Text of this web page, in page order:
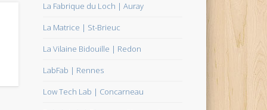
La Fabrique du Loch | Auray
La Matrice | St-Brieuc
La Vilaine Bidouille | Redon
LabFab | Rennes
Low Tech Lab | Concarneau